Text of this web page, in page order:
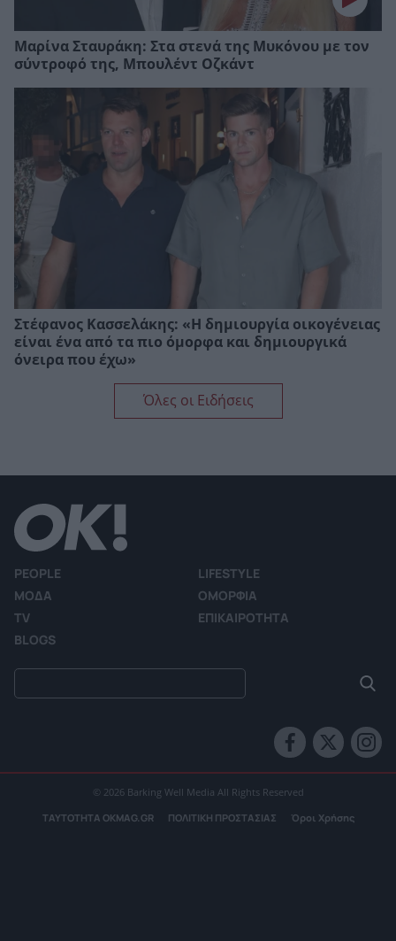
Μαρίνα Σταυράκη: Στα στενά της Μυκόνου με τον
σύντροφό της, Μπουλέντ Οζκάντ
Στέφανος Κασσελάκης: «Η δηµιουργία οικογένειας
είναι ένα από τα πιο όµορφα και δηµιουργικά
όνειρα που έχω»
Όλες οι Ειδήσεις
PEOPLE
LIFESTYLE
ΜΟΔΑ
ΟΜΟΡΦΙΑ
TV
ΕΠΙΚΑΙΡΟΤΗΤΑ
BLOGS
© 2026 Barking Well Media All Rights Reserved
ΤΑΥΤΟΤΗΤΑ OKMAG.GR ΠΟΛΙΤΙΚΗ ΠΡΟΣΤΑΣΙΑΣ Όροι Χρήσης